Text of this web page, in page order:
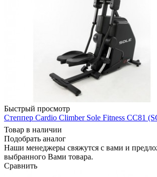
Быстрый просмотр
Степпер Cardio Climber Sole Fitness CC81
Товар в наличии
Подобрать аналог
Наши менеджеры свяжутся с вами и
выбранного Вами товара.
Сравнить